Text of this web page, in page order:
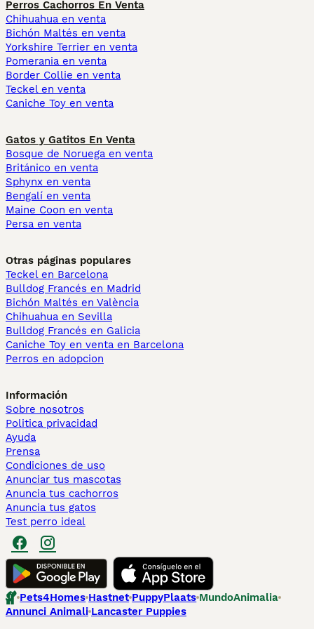
Perros Cachorros En Venta
Chihuahua en venta
Bichón Maltés en venta
Yorkshire Terrier en venta
Pomerania en venta
Border Collie en venta
Teckel en venta
Caniche Toy en venta
Gatos y Gatitos En Venta
Bosque de Noruega en venta
Británico en venta
Sphynx en venta
Bengalí en venta
Maine Coon en venta
Persa en venta
Otras páginas populares
Teckel en Barcelona
Bulldog Francés en Madrid
Bichón Maltés en València
Chihuahua en Sevilla
Bulldog Francés en Galicia
Caniche Toy en venta en Barcelona
Perros en adopcion
Información
Sobre nosotros
Politica privacidad
Ayuda
Prensa
Condiciones de uso
Anunciar tus mascotas
Anuncia tus cachorros
Anuncia tus gatos
Test perro ideal
Pets4Homes Hastnet PuppyPlaats MundoAnimalia
Annunci Animali Lancaster Puppies